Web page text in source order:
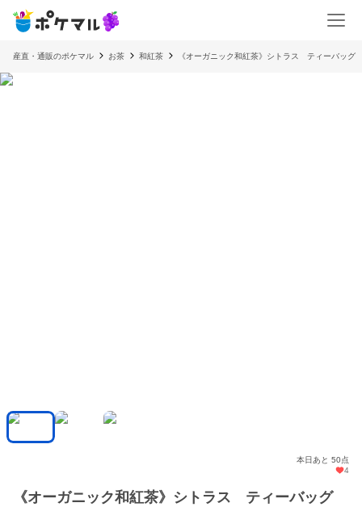
産直・通販のポケマル お茶 和紅茶 《オーガニック和紅茶》シトラス ティーバッグ
本日あと 50点
4
《オーガニック和紅茶》シトラス ティーバッグ